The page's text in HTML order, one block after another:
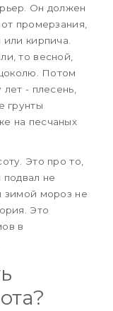
Он должен
промерзания,
или кирпича.
то весной,
Потом
- плесень,
грунты
на песчаных
Это про то,
не
зимой мороз не
Это
в